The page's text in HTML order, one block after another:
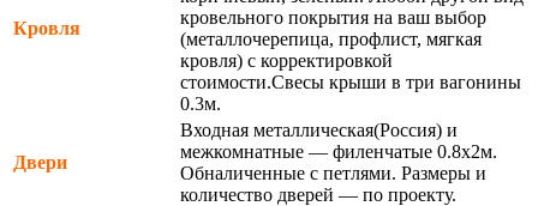
Кровля
кровельного покрытия на ваш выбор
(металлочерепица, профлист, мягкая
кровля) с корректировкой
стоимости.Свесы крыши в три вагонины
0.3м.
Двери
Входная металлическая(Россия) и
межкомнатные — филенчатые 0.8х2м.
Обналиченные с петлями. Размеры и
количество дверей — по проекту.